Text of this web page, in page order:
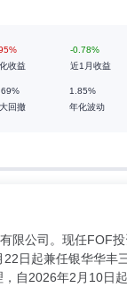
收益
-0.78%
近1月收益
回撤
1.85%
年化波动
限公司。现任FOF
日起兼任银华华丰
自2026年2月10日